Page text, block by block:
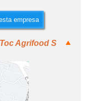
empresa
Agrifood S